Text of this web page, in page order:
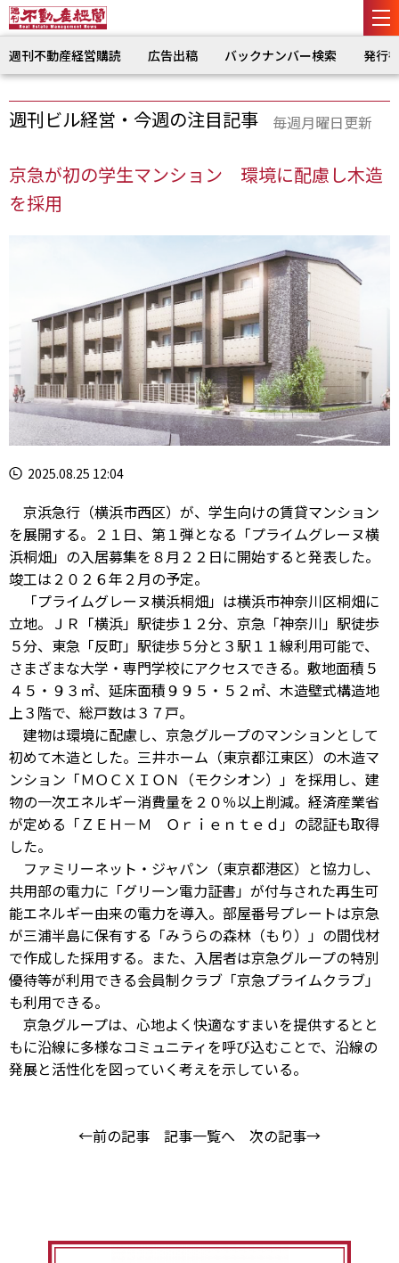
週刊不動産経営購読 広告出稿 バックナンバー検索 発行
週刊ビル経営・今週の注目記事 毎週月曜日更新
京急が初の学生マンション 環境に配慮し木造
を採用
2025.08.25 12:04
京浜急行（横浜市西区）が、学生向けの賃貸マンション
を展開する。２１日、第１弾となる「プライムグレーヌ横
浜桐畑」の入居募集を８月２２日に開始すると発表した。
竣工は２０２６年２月の予定。
「プライムグレーヌ横浜桐畑」は横浜市神奈川区桐畑に
立地。ＪＲ「横浜」駅徒歩１２分、京急「神奈川」駅徒歩
５分、東急「反町」駅徒歩５分と３駅１１線利用可能で、
さまざまな大学・専門学校にアクセスできる。敷地面積５
４５・９３㎡、延床面積９９５・５２㎡、木造壁式構造地
上３階で、総戸数は３７戸。
建物は環境に配慮し、京急グループのマンションとして
初めて木造とした。三井ホーム（東京都江東区）の木造マ
ンション「ＭＯＣＸＩＯＮ（モクシオン）」を採用し、建
物の一次エネルギー消費量を２０％以上削減。経済産業省
が定める「ＺＥＨ－Ｍ Ｏｒｉｅｎｔｅｄ」の認証も取得
した。
ファミリーネット・ジャパン（東京都港区）と協力し、
共用部の電力に「グリーン電力証書」が付与された再生可
能エネルギー由来の電力を導入。部屋番号プレートは京急
が三浦半島に保有する「みうらの森林（もり）」の間伐材
で作成した採用する。また、入居者は京急グループの特別
優待等が利用できる会員制クラブ「京急プライムクラブ」
も利用できる。
京急グループは、心地よく快適なすまいを提供するとと
もに沿線に多様なコミュニティを呼び込むことで、沿線の
発展と活性化を図っていく考えを示している。
←前の記事 記事一覧へ 次の記事→